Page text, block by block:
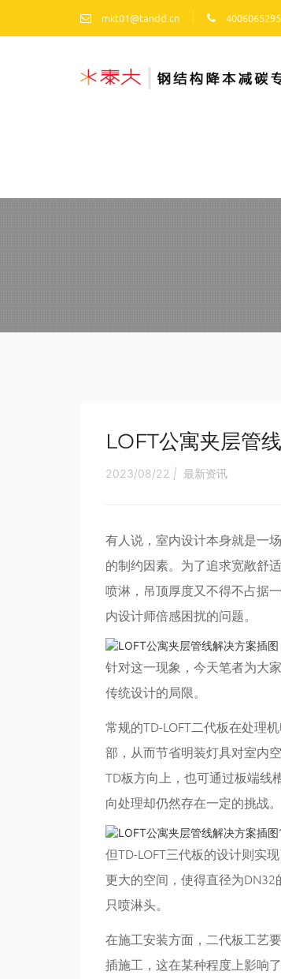
mkt01@tandd.cn 4006065295
LOFT公寓夹层管
2023/08/22 | 最新资讯
有人说，室内设计本身就是一
的制约因素。为了追求宽敞舒
喷淋，吊顶厚度又不得不占据
内设计师倍感困扰的问题。
针对这一现象，今天笔者为大
传统设计的局限。
常规的TD-LOFT二代板在处理
部，从而节省明装灯具对室内
TD板方向上，也可通过板端线
向处理却仍然存在一定的挑战。
但TD-LOFT三代板的设计则实
更大的空间，使得直径为
只喷淋头。
在施工安装方面，二代板工艺
插施工，这在某种程度上影响